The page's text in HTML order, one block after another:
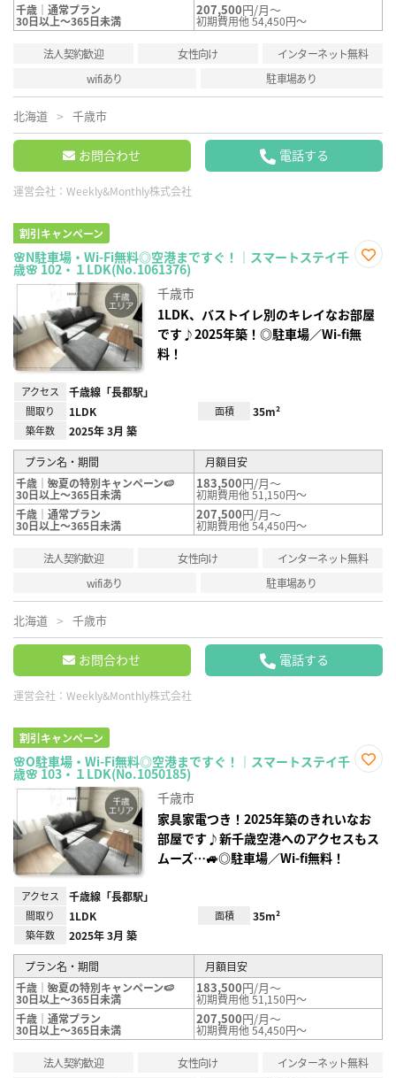
千歳｜通常プラン
30日以上～365日未満
207,500円/月～
初期費用他 54,450円～
法人契約歓迎 女性向け
インターネット無料
wifiあり
駐車場あり
北海道 千歳市
お問合わせ 電話する
運営会社： Weekly&Monthly株式会社
割引キャンペーン
🌸N駐車場・Wi-Fi無料◎空港まですぐ！｜スマートステイ千
歳🌸 102・１LDK(No.1061376)
録
千歳市
1LDK、バストイレ別のキレイなお部屋
です♪2025年築！◎駐車場／Wi-fi無
料！
アクセス 千歳線「長都駅」
間取り 1LDK 面積 35m²
築年数 2025年 3月 築
プラン名・期間
月額目安
千歳｜🌺夏の特別キャンペーン🍉
30日以上～365日未満
183,500円/月～
初期費用他 51,150円～
千歳｜通常プラン
30日以上～365日未満
207,500円/月～
初期費用他 54,450円～
法人契約歓迎 女性向け
インターネット無料
wifiあり
駐車場あり
北海道 千歳市
お問合わせ 電話する
運営会社： Weekly&Monthly株式会社
割引キャンペーン
🌸O駐車場・Wi-Fi無料◎空港まですぐ！｜スマートステイ千
歳🌸 103・１LDK(No.1050185)
録
千歳市
家具家電つき！2025年築のきれいなお
部屋です♪新千歳空港へのアクセスもス
ムーズ…🚙◎駐車場／Wi-fi無料！
アクセス 千歳線「長都駅」
間取り 1LDK 面積 35m²
築年数 2025年 3月 築
プラン名・期間
月額目安
千歳｜🌺夏の特別キャンペーン🍉
30日以上～365日未満
183,500円/月～
初期費用他 51,150円～
千歳｜通常プラン
30日以上～365日未満
207,500円/月～
初期費用他 54,450円～
法人契約歓迎 女性向け
インターネット無料